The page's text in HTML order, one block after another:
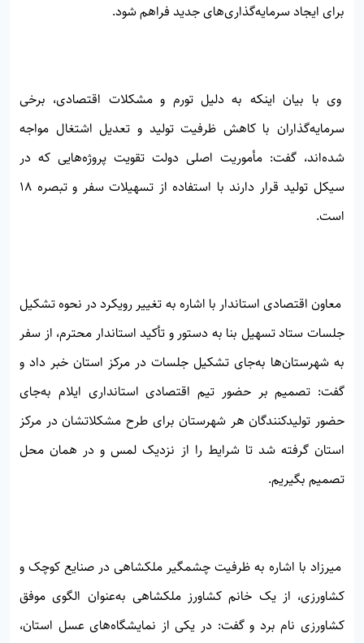
برای ایجاد سرمایه‌گذاری‌های جدید فراهم شود.
وی با بیان اینکه به دلیل تورم و مشکلات اقتصادی، برخی
سرمایه‌گذاران با کاهش ظرفیت تولید و تعدیل اشتغال مواجه
شده‌اند، گفت: مأموریت اصلی دولت تقویت پروژه‌هایی که در
سیکل تولید قرار دارند با استفاده از تسهیلات سفر و تبصره ۱۸
است.
معاون اقتصادی استاندار با اشاره به تغییر رویکرد در نحوه تشکیل
جلسات ستاد تسهیل بنا به دستور و تأکید استاندار محترم، از سفر
به شهرستان‌ها به‌جای تشکیل جلسات در مرکز استان خبر داد و
گفت: تصمیم بر حضور تیم اقتصادی استانداری ایلام به‌جای
حضور تولیدکنندگان هر شهرستان برای طرح مشکلاتشان در مرکز
استان گرفته شد تا شرایط را از نزدیک لمس و در همان محل
تصمیم بگیریم.
میرزاد با اشاره به ظرفیت چشمگیر ملکشاهی در صنایع کوچک و
کشاورزی، از یک خانم کشاورز ملکشاهی به‌عنوان الگوی موفق
کشاورزی نام برد و گفت: در یکی از نمایشگاه‌های عسل استان،